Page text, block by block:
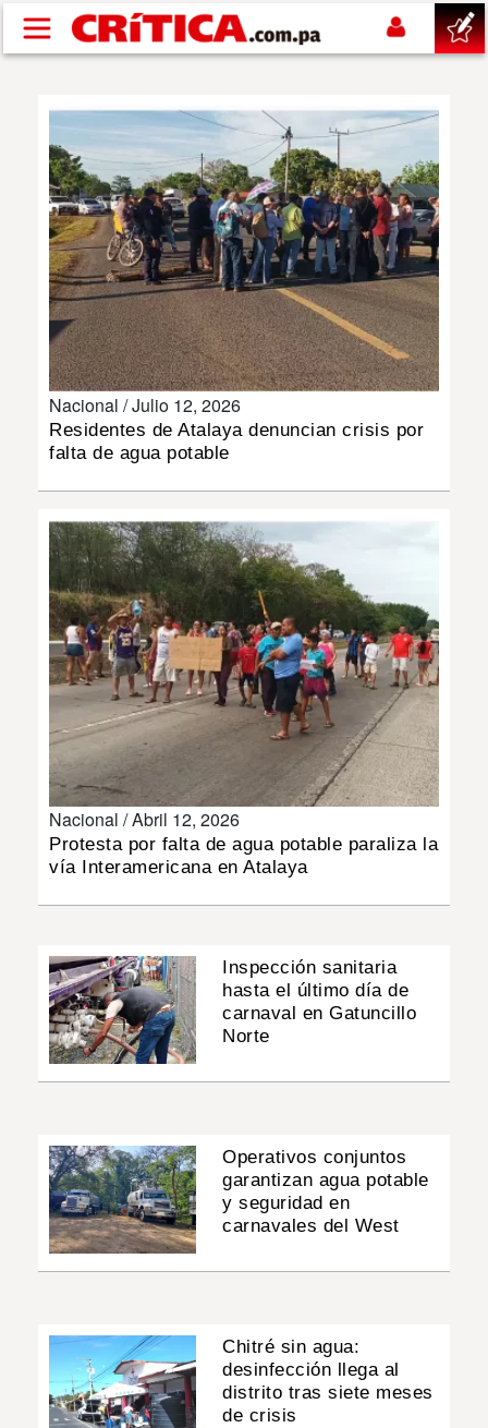
Pasar al contenido principal
SUCESOS
NACIONAL
POLÍTICA
SHOW
DEPORTES
INSÓLITAS
MULTIMEDIA
IMPRESO
Nacional /Julio 12, 2026
Residentes de Atalaya denuncian crisis por
falta de agua potable
Nacional /Abril 12, 2026
Protesta por falta de agua potable paraliza la
vía Interamericana en Atalaya
Inspección sanitaria
hasta el último día de
carnaval en Gatuncillo
Norte
Operativos conjuntos
garantizan agua potable
y seguridad en
carnavales del West
Chitré sin agua:
desinfección llega al
distrito tras siete meses
de crisis